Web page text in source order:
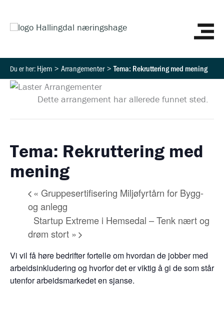
Hjem Arrangementer Tema: Rekruttering med mening
Dette arrangement har allerede funnet sted.
Tema: Rekruttering med
mening
« Gruppesertifisering Miljøfyrtårn for Bygg-
og anlegg
Startup Extreme i Hemsedal – Tenk nært og
drøm stort »
Vi vil få høre bedrifter fortelle om hvordan de jobber med
arbeidsinkludering og hvorfor det er viktig å gi de som står
utenfor arbeidsmarkedet en sjanse.